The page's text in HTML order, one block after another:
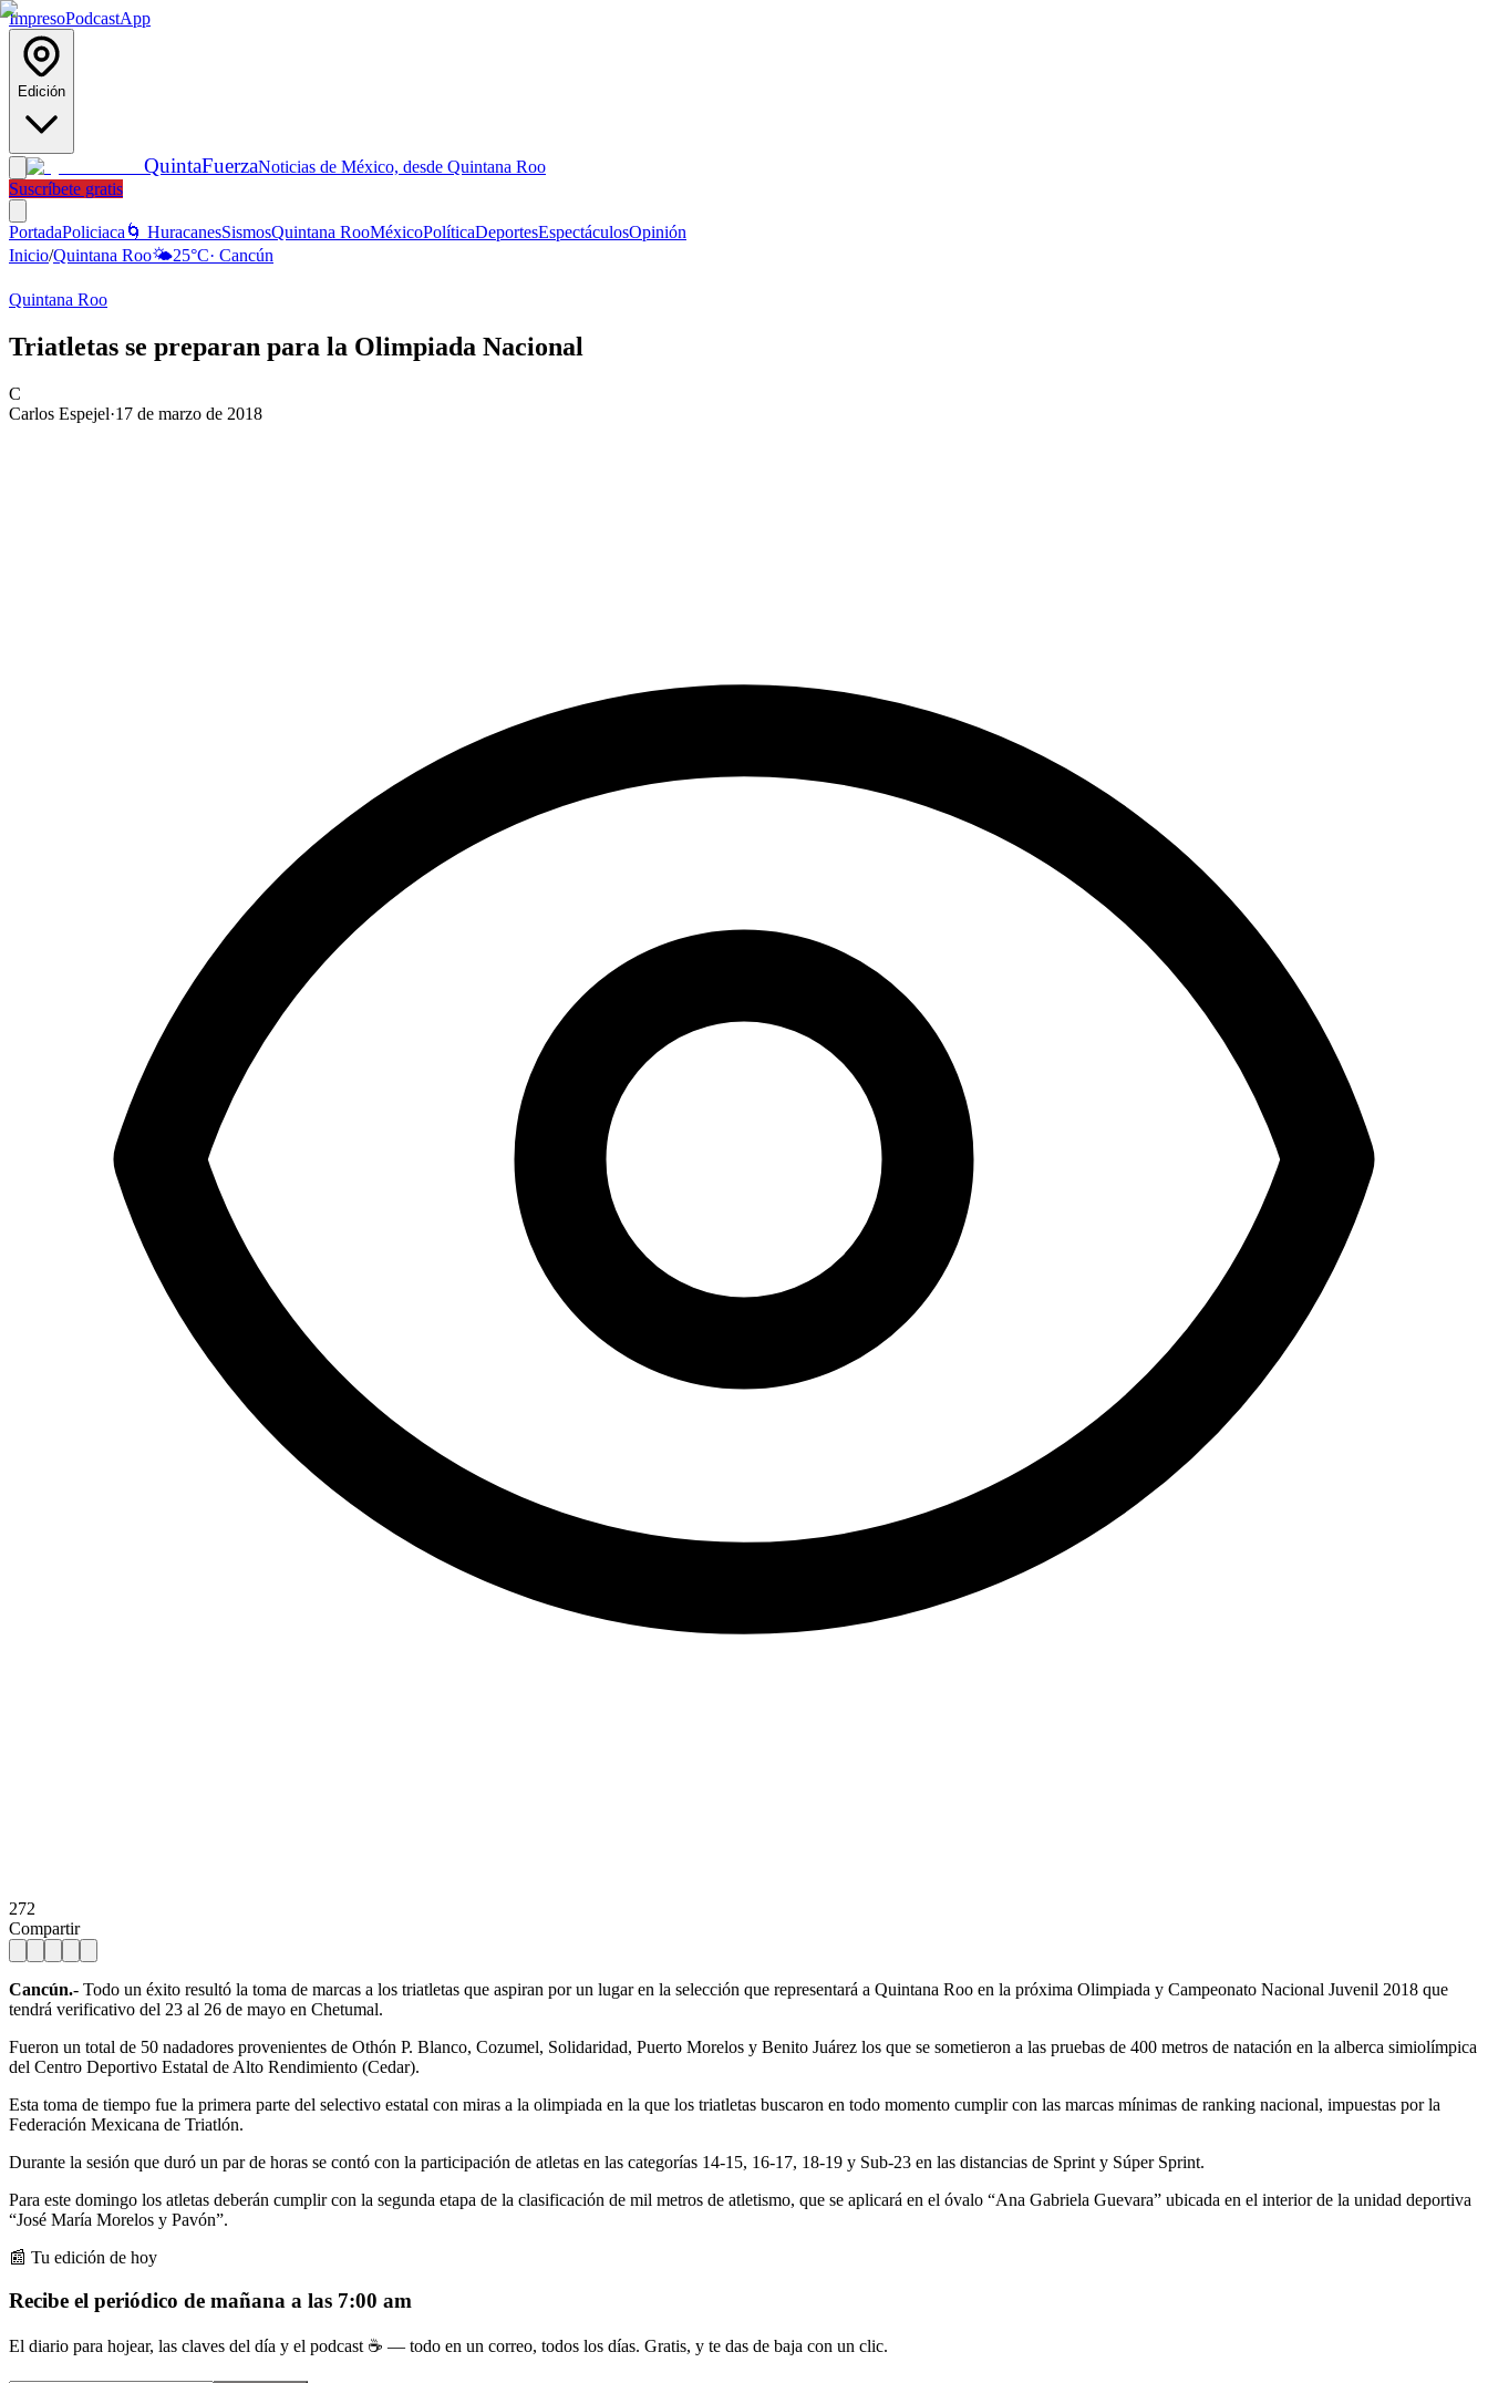
ImpresoPodcastApp
Edición
QuintaFuerzaNoticias de México, desde Quintana Roo
Suscríbete gratis
PortadaPoliciaca 🌀 HuracanesSismosQuintana RooMéxicoPolíticaDeportesEspectáculosOpinión
Inicio/Quintana Roo🌤️25°C· Cancún
Quintana Roo
Triatletas se preparan para la Olimpiada Nacional
C
Carlos Espejel·17 de marzo de 2018
272
Compartir
Cancún.- Todo un éxito resultó la toma de marcas a los triatletas que aspiran por un lugar en la selección que representará a Quintana Roo en la próxima Olimpiada y Campeonato Nacional Juvenil 2018 que
tendrá verificativo del 23 al 26 de mayo en Chetumal.
Fueron un total de 50 nadadores provenientes de Othón P. Blanco, Cozumel, Solidaridad, Puerto Morelos y Benito Juárez los que se sometieron a las pruebas de 400 metros de natación en la alberca simiolímpica
del Centro Deportivo Estatal de Alto Rendimiento (Cedar).
Esta toma de tiempo fue la primera parte del selectivo estatal con miras a la olimpiada en la que los triatletas buscaron en todo momento cumplir con las marcas mínimas de ranking nacional, impuestas por la
Federación Mexicana de Triatlón.
Durante la sesión que duró un par de horas se contó con la participación de atletas en las categorías 14-15, 16-17, 18-19 y Sub-23 en las distancias de Sprint y Súper Sprint.
Para este domingo los atletas deberán cumplir con la segunda etapa de la clasificación de mil metros de atletismo, que se aplicará en el óvalo “Ana Gabriela Guevara” ubicada en el interior de la unidad deportiva
“José María Morelos y Pavón”.
📰 Tu edición de hoy
Recibe el periódico de mañana a las 7:00 am
El diario para hojear, las claves del día y el podcast ☕ — todo en un correo, todos los días. Gratis, y te das de baja con un clic.